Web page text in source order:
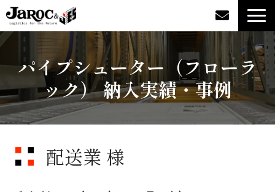
製品情報
企業情報
カタログダウンロード
ジャロックコラム
パイプシューター（フローラ
ック） 納入実績・事例
配送業 様